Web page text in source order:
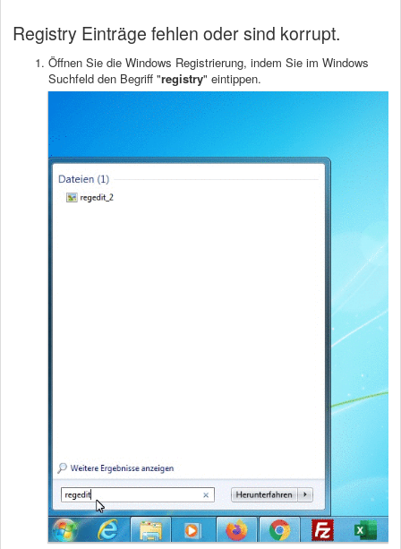
Registry Einträge fehlen oder sind korrupt.
Öffnen Sie die Windows Registrierung, indem Sie im Windows
Suchfeld den Begriff "registry" eintippen.